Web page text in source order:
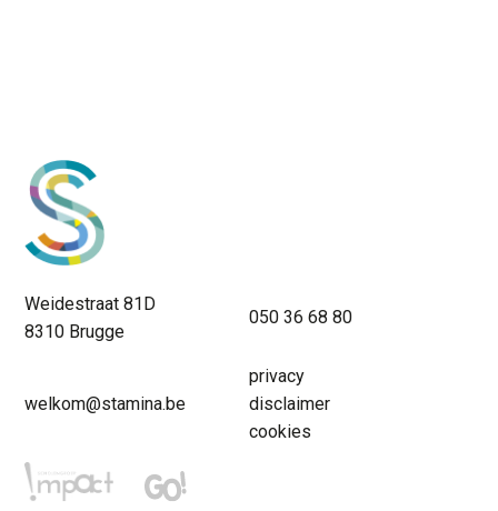
Weidestraat 81D
8310 Brugge
050 36 68 80
welkom@stamina.be
privacy
disclaimer
cookies